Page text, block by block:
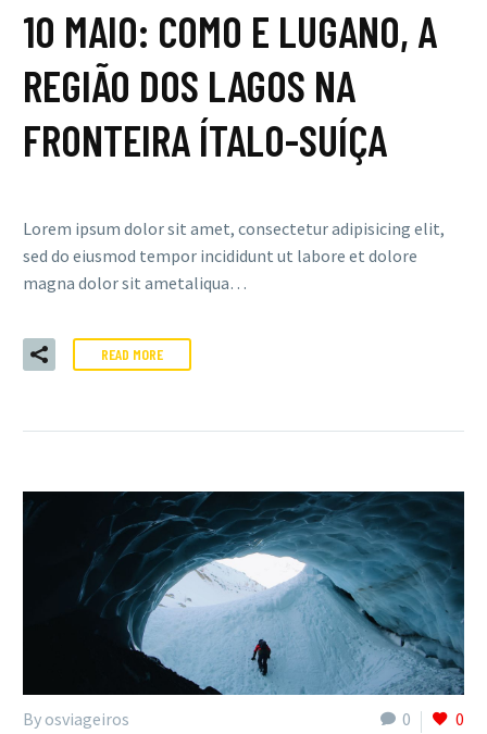
10 MAIO: COMO E LUGANO, A
REGIÃO DOS LAGOS NA
FRONTEIRA ÍTALO-SUÍÇA
Lorem ipsum dolor sit amet, consectetur adipisicing elit,
sed do eiusmod tempor incididunt ut labore et dolore
magna dolor sit ametaliqua…
READ MORE
0 0
By osviageiros